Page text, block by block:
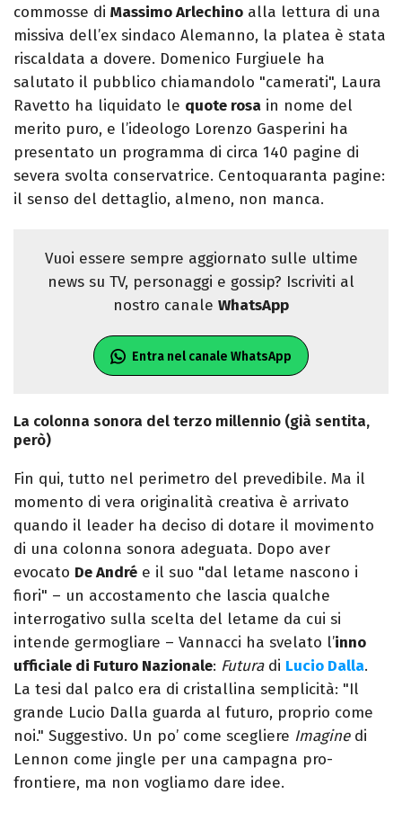
commosse di Massimo Arlechino alla lettura di una
missiva dell’ex sindaco Alemanno, la platea è stata
riscaldata a dovere. Domenico Furgiuele ha
salutato il pubblico chiamandolo "camerati", Laura
Ravetto ha liquidato le quote rosa in nome del
merito puro, e l’ideologo Lorenzo Gasperini ha
presentato un programma di circa 140 pagine di
severa svolta conservatrice. Centoquaranta pagine:
il senso del dettaglio, almeno, non manca.
Vuoi essere sempre aggiornato sulle ultime
news su TV, personaggi e gossip? Iscriviti al
nostro canale WhatsApp
Entra nel canale WhatsApp
La colonna sonora del terzo millennio (già sentita,
però)
Fin qui, tutto nel perimetro del prevedibile. Ma il
momento di vera originalità creativa è arrivato
quando il leader ha deciso di dotare il movimento
di una colonna sonora adeguata. Dopo aver
evocato De André e il suo "dal letame nascono i
fiori" – un accostamento che lascia qualche
interrogativo sulla scelta del letame da cui si
intende germogliare – Vannacci ha svelato l’inno
ufficiale di Futuro Nazionale: Futuradi Lucio Dalla.
La tesi dal palco era di cristallina semplicità: "Il
grande Lucio Dalla guarda al futuro, proprio come
noi." Suggestivo. Un po’ come scegliere Imaginedi
Lennon come jingle per una campagna pro-
frontiere, ma non vogliamo dare idee.